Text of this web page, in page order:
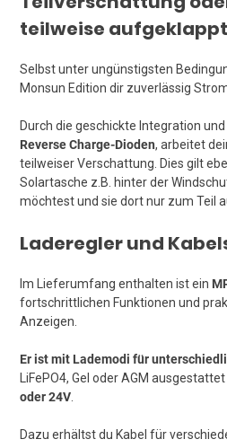
teilweise aufgeklappt
Selbst unter ungünstigsten
Monsun Edition dir zuverlässig
Durch die geschickte Integration
Reverse Charge-Dioden, arbeitet
teilweiser Verschattung. Dies gilt
Solartasche z.B. hinter der
möchtest und sie dort nur zum Teil
Laderegler und
Im Lieferumfang enthalten ist ein
fortschrittlichen Funktionen und
Anzeigen.
Er ist mit Lademodi für
LiFePO4, Gel oder AGM
oder 24V
Dazu erhältst du Kabel für